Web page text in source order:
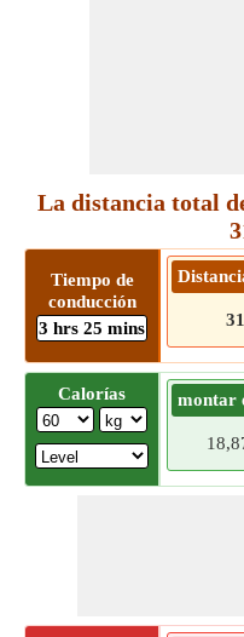
La distancia total
Tiempo de
conducción
3 hrs 25 mins
Calorías montar